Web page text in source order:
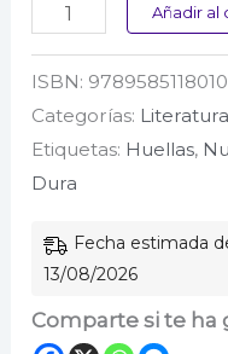
Cien
de
soledad
cantidad
Añadir al
ISBN: 9789585118010
Categorías: Literatura
Etiquetas: Huellas,
Dura
Fecha estimada
13/08/2026
Comparte si te ha